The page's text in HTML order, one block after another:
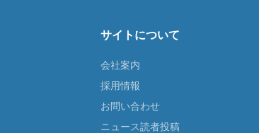
サイトについて
会社案内
採用情報
お問い合わせ
ニュース読者投稿